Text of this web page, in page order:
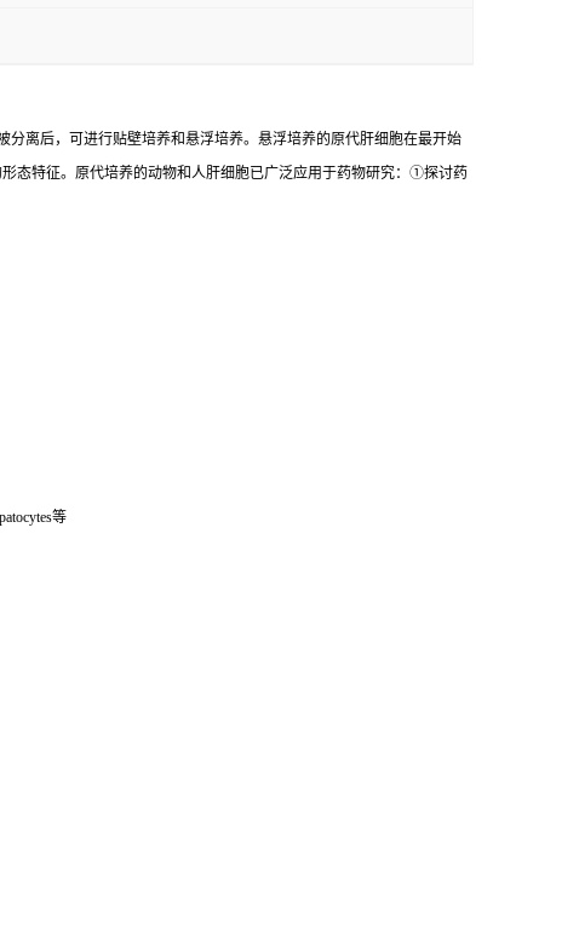
分离后，可进行贴壁培养和悬浮培养。悬浮培养的原代肝细胞在最开始
态特征。原代培养的动物和人肝细胞已广泛应用于药物研究：①探讨药
等